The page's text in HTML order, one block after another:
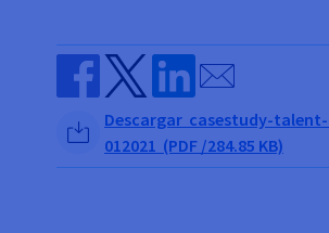
Share on Linkedin
Send by email
Descargar casestudy-
012021 (PDF /284.85 KB)